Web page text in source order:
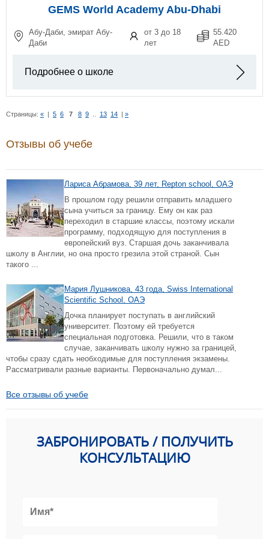
GEMS World Academy Abu-Dhabi
Абу-Даби, эмират Абу-
Даби
от 3 до 18
лет
55.420
AED
Подробнее о школе
Страницы: « | 5 6 7 8 9 13 14 | »
Отзывы об учебе
Лариса Абрамова, 39 лет, Repton school, ОАЭ
В прошлом году решили отправить младшего
сына учиться за границу. Ему он как раз
переходил в старшие классы, поэтому искали
программу, подходящую для поступления в
европейский вуз. Старшая дочь заканчивала
школу в Англии, но она просто грезила этой страной. Сын
такого ...
Мария Лушникова, 43 года, Swiss International
Scientific School, ОАЭ
Дочка планирует поступать в английский
университет. Поэтому ей требуется
специальная подготовка. Решили, что в таком
случае, заканчивать школу нужно за границей,
чтобы сразу сдать необходимые для поступления экзамены.
Рассматривали разные варианты. Первоначально думал...
Все отзывы об учебе
ЗАБРОНИРОВАТЬ / ПОЛУЧИТЬ
КОНСУЛЬТАЦИЮ